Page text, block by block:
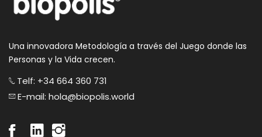
Una innovadora Metodología a través del Juego donde las
Personas y la Vida crecen.
Telf: +34 664 360 731
E-mail: hola@biopolis.world